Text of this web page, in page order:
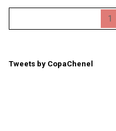
1
Tweets by CopaChenel